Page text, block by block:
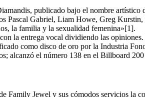
publicado bajo el nombre
Pascal Gabriel, Liam Howe, Greg
la familia y la sexualidad femenina»[1].
la entrega vocal dividiendo las
como disco de oro por la Industria
alcanzó el número 138 en el Billboard
Family Jewel y sus cómodos servicios la